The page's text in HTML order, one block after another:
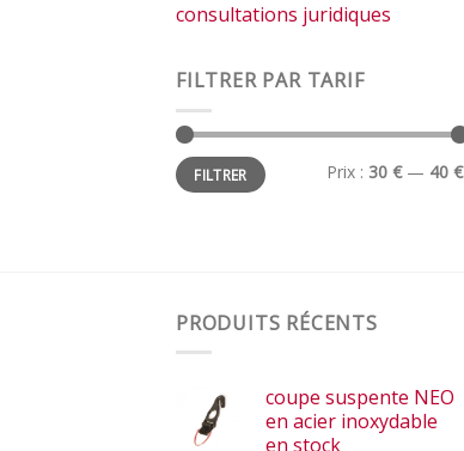
consultations juridiques
FILTRER PAR TARIF
Prix
min
Prix
maxFILTRER Prix : 30 €— 40 €
PRODUITS RÉCENTS
coupe suspente NEO
en acier inoxydable
en stock